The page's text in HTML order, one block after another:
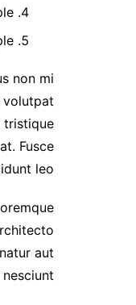
non mi
volutpat
tristique
Fusce
leo.
aut